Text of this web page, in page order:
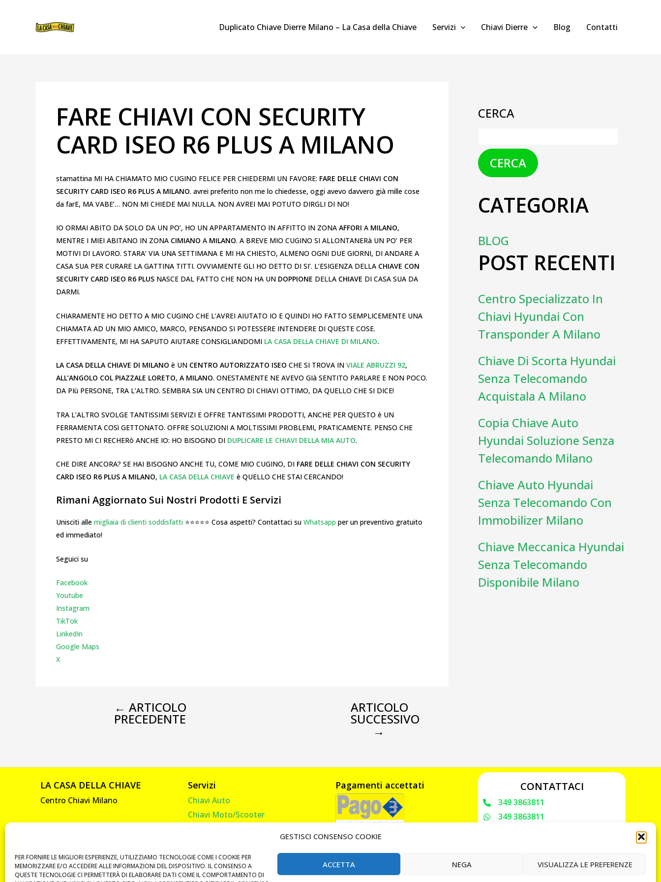
GESTISCI CONSENSO COOKIE
PER FORNIRE LE MIGLIORI ESPERIENZE, UTILIZZIAMO TECNOLOGIE COME I COOKIE PER
MEMORIZZARE E/O ACCEDERE ALLE INFORMAZIONI DEL DISPOSITIVO. IL CONSENSO A
QUESTE TECNOLOGIE CI PERMETTERÀ DI ELABORARE DATI COME IL COMPORTAMENTO DI
ACCETTA NEGA VISUALIZZA LE PREFERENZE
CONTENUTO
Duplicato Chiave Dierre Milano – La Casa della Chiave Servizi Chiavi Dierre Blog Contatti
FARE CHIAVI CON SECURITY
CARD ISEO R6 PLUS A MILANO
stamattina MI HA CHIAMATO MIO CUGINO FELICE PER CHIEDERMI UN FAVORE: FARE DELLE CHIAVI CON
SECURITY CARD ISEO R6 PLUS A MILANO. avrei preferito non me lo chiedesse, oggi avevo davvero già mille cose
da farE, MA VABE’… NON MI CHIEDE MAI NULLA. NON AVREI MAI POTUTO DIRGLI DI NO!
IO ORMAI ABITO DA SOLO DA UN PO’, HO UN APPARTAMENTO IN AFFITTO IN ZONA AFFORI A MILANO,
MENTRE I MIEI ABITANO IN ZONA CIMIANO A MILANO. A BREVE MIO CUGINO SI ALLONTANERà UN PO’ PER
MOTIVI DI LAVORO. STARA’ VIA UNA SETTIMANA E MI HA CHIESTO, ALMENO OGNI DUE GIORNI, DI ANDARE A
CASA SUA PER CURARE LA GATTINA TITTI. OVVIAMENTE GLI HO DETTO DI SI’. L’ESIGENZA DELLA CHIAVE CON
SECURITY CARD ISEO R6 PLUS NASCE DAL FATTO CHE NON HA UN DOPPIONE DELLA CHIAVE DI CASA SUA DA
DARMI.
CHIARAMENTE HO DETTO A MIO CUGINO CHE L’AVREI AIUTATO IO E QUINDI HO FATTO SEMPLICEMENTE UNA
CHIAMATA AD UN MIO AMICO, MARCO, PENSANDO SI POTESSERE INTENDERE DI QUESTE COSE.
EFFETTIVAMENTE, MI HA SAPUTO AIUTARE CONSIGLIANDOMI LA CASA DELLA CHIAVE DI MILANO.
LA CASA DELLA CHIAVE DI MILANO è UN CENTRO AUTORIZZATO ISEO CHE SI TROVA IN VIALE ABRUZZI 92,
ALL’ANGOLO COL PIAZZALE LORETO, A MILANO. ONESTAMENTE NE AVEVO GIà SENTITO PARLARE E NON POCO.
DA PIù PERSONE, TRA L’ALTRO. SEMBRA SIA UN CENTRO DI CHIAVI OTTIMO, DA QUELLO CHE SI DICE!
TRA L’ALTRO SVOLGE TANTISSIMI SERVIZI E OFFRE TANTISSIMI PRODOTTI, ANCHE PER QUESTO è UN
FERRAMENTA COSì GETTONATO. OFFRE SOLUZIONI A MOLTISSIMI PROBLEMI, PRATICAMENTE. PENSO CHE
PRESTO MI CI RECHERò ANCHE IO: HO BISOGNO DI DUPLICARE LE CHIAVI DELLA MIA AUTO.
CHE DIRE ANCORA? SE HAI BISOGNO ANCHE TU, COME MIO CUGINO, DI FARE DELLE CHIAVI CON SECURITY
CARD ISEO R6 PLUS A MILANO, LA CASA DELLA CHIAVE è QUELLO CHE STAI CERCANDO!
Rimani Aggiornato Sui Nostri Prodotti E Servizi
Unisciti alle migliaia di clienti soddisfatti ⭐⭐⭐⭐⭐ Cosa aspetti? Contattaci su Whatsapp per un preventivo gratuito
ed immediato!
Seguici su
Facebook
Youtube
Instagram
TikTok
LinkedIn
Google Maps
X
← ARTICOLO
PRECEDENTE
ARTICOLO
SUCCESSIVO
→
CERCA
CERCA
CATEGORIA
BLOG
POST RECENTI
Centro Specializzato In
Chiavi Hyundai Con
Transponder A Milano
Chiave Di Scorta Hyundai
Senza Telecomando
Acquistala A Milano
Copia Chiave Auto
Hyundai Soluzione Senza
Telecomando Milano
Chiave Auto Hyundai
Senza Telecomando Con
Immobilizer Milano
Chiave Meccanica Hyundai
Senza Telecomando
Disponibile Milano
LA CASA DELLA CHIAVE
Centro Chiavi Milano
P. IVA 10585330961
Servizi
Chiavi Auto
Chiavi Moto/Scooter
Telecomandi Cancello
Vendita Lucchetti e Catene
Pagamenti accettati CONTATTACI
349 3863811
349 3863811